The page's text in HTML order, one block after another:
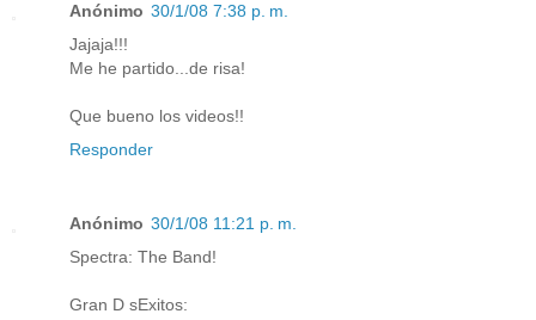
Anónimo 30/1/08 7:38 p. m.
Jajaja!!!
Me he partido...de risa!
Que bueno los videos!!
Responder
Anónimo 30/1/08 11:21 p. m.
Spectra: The Band!
Gran D sExitos: